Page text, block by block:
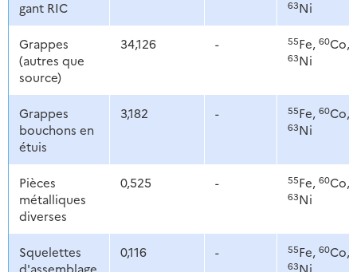
gant RIC
63Ni
Grappes
(autres que
source)
34,126 - 55Fe, 60Co,
63Ni
Grappes
bouchons en
étuis
3,182 - 55Fe, 60Co,
63Ni
Pièces
métalliques
diverses
0,525 - 55Fe, 60Co,
63Ni
Squelettes
d'assemblage
0,116 - 55Fe, 60Co,
63Ni